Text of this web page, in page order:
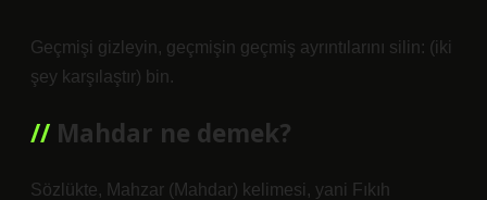
Geçmişi gizleyin, geçmişin geçmiş ayrıntılarını silin: (iki
şey karşılaştır) bin.
Mahdar ne demek?
Sözlükte, Mahzar (Mahdar) kelimesi, yani Fıkıh